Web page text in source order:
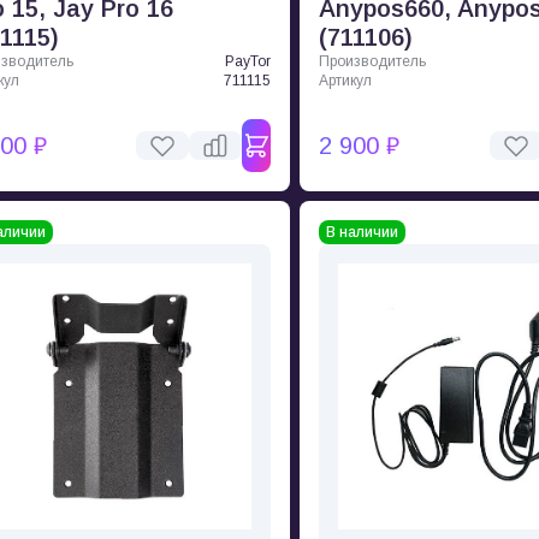
15, Jay Pro 16
PayTor
711115
₽
Anypos660,
(711106)
Производитель
Артикул
2 900 ₽
В наличии